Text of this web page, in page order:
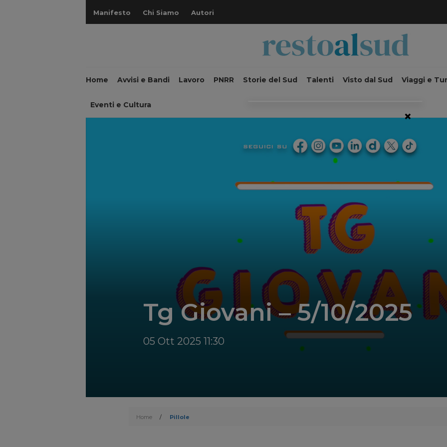
Manifesto Chi Siamo Autori
Home Avvisi e Bandi Lavoro PNRR Storie del Sud Talenti Visto dal Sud Viaggi e
Eventi e Cultura
Tg Giovani – 5/10/2025
05 Ott 2025 11:30
Home / Pillole
×